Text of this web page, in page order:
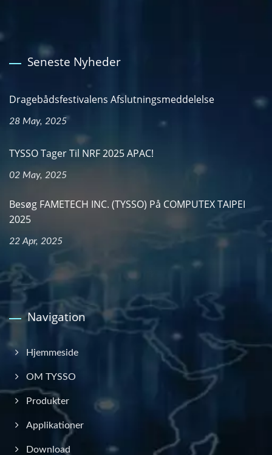
Seneste Nyheder
Dragebådsfestivalens Afslutningsmeddelelse
28 May, 2025
TYSSO Tager Til NRF 2025 APAC!
02 May, 2025
Besøg FAMETECH INC. (TYSSO) På COMPUTEX TAIPEI
2025
22 Apr, 2025
Navigation
Hjemmeside
OM TYSSO
Produkter
Applikationer
Download